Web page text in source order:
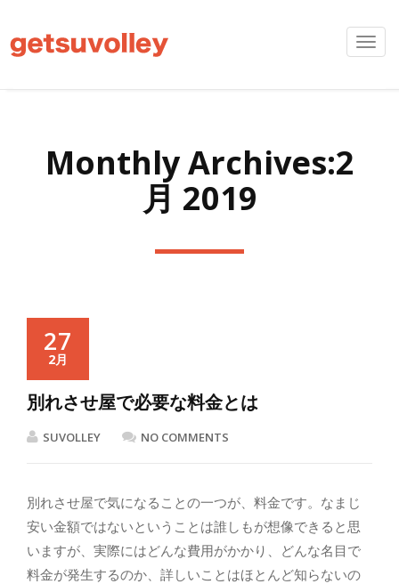
Monthly Archives:2
月 2019
27
2月
別れさせ屋で必要な料金とは
SUVOLLEY NO COMMENTS
別れさせ屋で気になることの一つが、料金です。なまじ
安い金額ではないということは誰しもが想像できると思
いますが、実際にはどんな費用がかかり、どんな名目で
料金が発生するのか、詳しいことはほとんど知らないの